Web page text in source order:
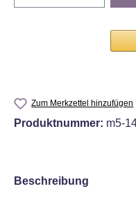
Zum Merkzettel hinzufügen
Produktnummer: m5-
Beschreibung